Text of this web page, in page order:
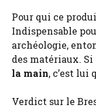
Pour qui ce
Indispensable
archéologie,
des matériaux. Si
la main, c’est lui
Verdict sur le